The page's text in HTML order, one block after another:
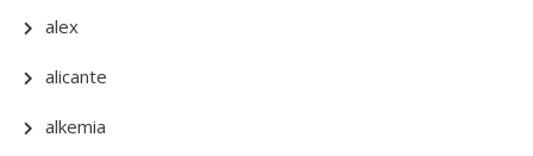
alex
alicante
alkemia